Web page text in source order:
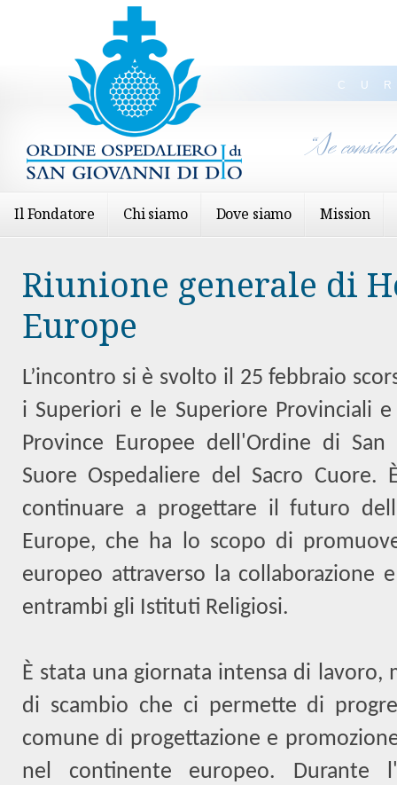
Il Fondatore Chi siamo Dove siamo Mission
“Se
Riunione generale di
Europe
L’incontro si è svolto il 25 febbraio
i Superiori e le Superiore Provinciali
Province Europee dell'Ordine di
Suore Ospedaliere del Sacro Cuore.
continuare a progettare il futuro
Europe, che ha lo scopo di
europeo attraverso la collaborazione
entrambi gli Istituti Religiosi.
È stata una giornata intensa di lavoro,
di scambio che ci permette di
comune di progettazione e
nel continente europeo. Durante